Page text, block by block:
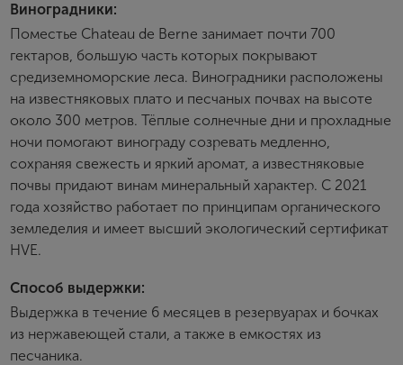
Виноградники:
Поместье Chateau de Berne занимает почти 700
гектаров, большую часть которых покрывают
средиземноморские леса. Виноградники расположены
на известняковых плато и песчаных почвах на высоте
около 300 метров. Тёплые солнечные дни и прохладные
ночи помогают винограду созревать медленно,
сохраняя свежесть и яркий аромат, а известняковые
почвы придают винам минеральный характер. С 2021
года хозяйство работает по принципам органического
земледелия и имеет высший экологический сертификат
HVE.
Способ выдержки:
Выдержка в течение 6 месяцев в резервуарах и бочках
из нержавеющей стали, а также в емкостях из
песчаника.
Имя
E-mail
Пароль
Зарегистрироваться
Я хочу получать инфромацию об акциях и купоны со
скидкой